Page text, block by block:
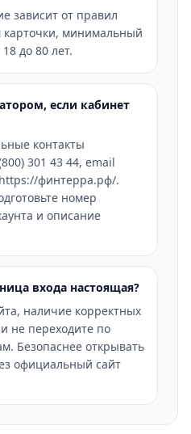
зависит от правил
минимальный
до 80 лет.
если кабинет
контакты
301 43 44, email
финтерра.рф/.
номер
и описание
входа настоящая?
наличие корректных
не переходите по
Безопаснее открывать
официальный сайт